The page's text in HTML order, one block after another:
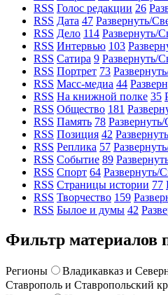
RSS Голос редакции 26
RSS Дата 47 Развернуть/
RSS Дело 114 Развернуть/
RSS Интервью 103
RSS Сатира 9 Развернуть/
RSS Портрет 73
RSS Масс-медиа 44
RSS На книжной полке 35
RSS Общество 181
RSS Память 78
RSS Позиция 42
RSS Реплика 57
RSS Событие 89
RSS Спорт 64 Развернуть/
RSS Страницы истории 77
RSS Творчество 159
RSS Былое и думы 42
Фильтр материалов
Регионы
Владикавказ и
Ставрополь и Ставропольский